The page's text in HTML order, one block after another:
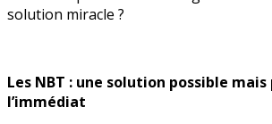
solution miracle ?
Les NBT : une solution possible mais
l’immédiat